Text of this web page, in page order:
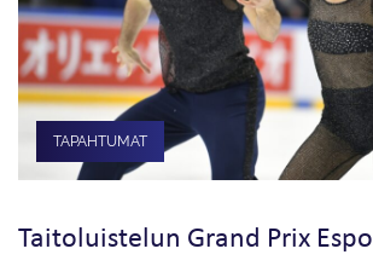
TAPAHTUMAT
Taitoluistelun Grand Prix